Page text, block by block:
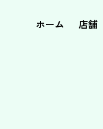
ホーム 店舗